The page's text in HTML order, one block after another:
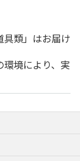
類」はお届け
境により、実